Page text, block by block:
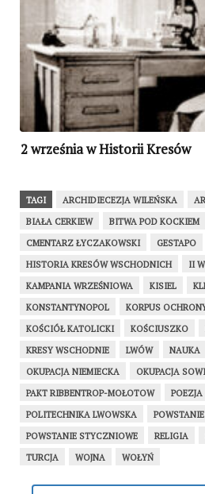
2 września w Historii Kresów
TAGI ARCHIDIECEZJA WILEŃSKA
BIAŁA CERKIEW
BITWA POD KOCKIEM
CMENTARZ ŁYCZAKOWSKI
GESTAPO
HISTORIA KRESÓW WSCHODNICH
II
KAMPANIA WRZEŚNIOWA
KISIEL
KONSTANTYNOPOL
KORPUS
KOŚCIÓŁ KATOLICKI
KOŚCIUSZKO
KRESY WSCHODNIE
LWÓW NAUKA
OKUPACJA NIEMIECKA
OKUPACJA
PAKT RIBBENTROP-MOŁOTOW
POEZJA
POLITECHNIKA LWOWSKA
POWSTANIE STYCZNIOWE
RELIGIA
TURCJA
WOJNA WOŁYŃ